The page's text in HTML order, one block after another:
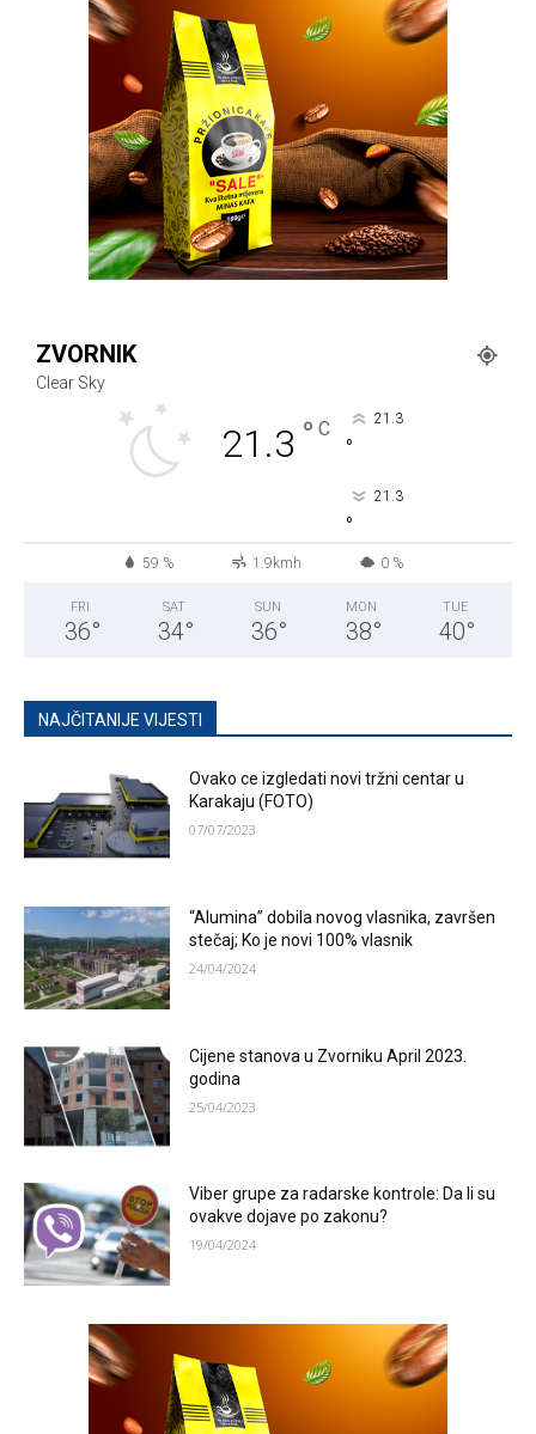
ZVORNIK
Clear Sky
21.3 ° C 21.3
°
21.3
°
59 % 1.9kmh 0 %
FRI
36°
SAT
34°
SUN
36°
MON
38°
TUE
40°
NAJČITANIJE VIJESTI
Ovako ce izgledati novi tržni centar u
Karakaju (FOTO)
07/07/2023
“Alumina” dobila novog vlasnika, završen
stečaj; Ko je novi 100% vlasnik
24/04/2024
Cijene stanova u Zvorniku April 2023.
godina
25/04/2023
Viber grupe za radarske kontrole: Da li su
ovakve dojave po zakonu?
19/04/2024